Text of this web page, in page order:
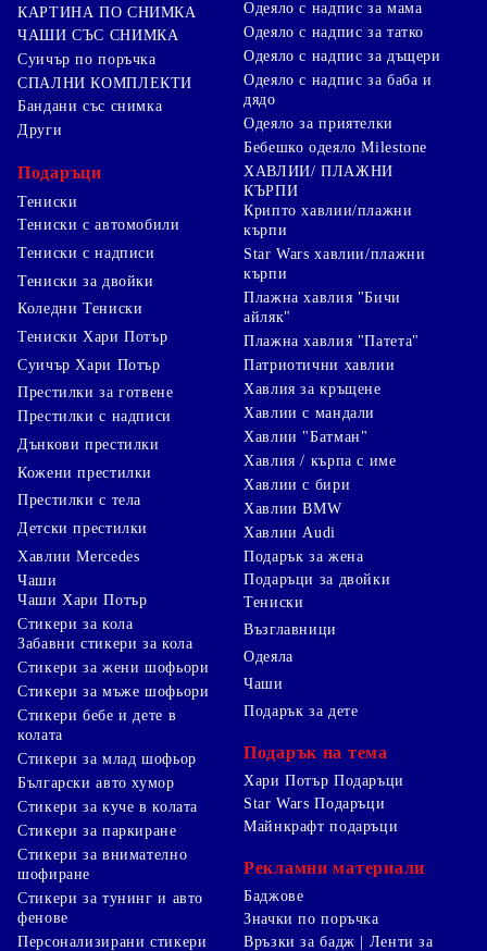
КАРТИНА ПО СНИМКА
ЧАШИ СЪС СНИМКА
Суичър по поръчка
СПАЛНИ КОМПЛЕКТИ
Бандани със снимка
Други
Подаръци
Тениски
Тениски с автомобили
Тениски с надписи
Тениски за двойки
Коледни Тениски
Тениски Хари Потър
Суичър Хари Потър
Престилки за готвене
Престилки с надписи
Дънкови престилки
Кожени престилки
Престилки с тела
Детски престилки
Одеяло с надпис за мама
Одеяло с надпис за татко
Одеяло с надпис за дъщери
Одеяло с надпис за баба и
дядо
Одеяло за приятелки
Бебешко одеяло Milestone
ХАВЛИИ/ ПЛАЖНИ
КЪРПИ
Крипто хавлии/плажни
кърпи
Star Wars хавлии/плажни
кърпи
Плажна хавлия "Бичи
айляк"
Плажна хавлия "Патета"
Патриотични хавлии
Хавлия за кръщене
Хавлии с мандали
Хавлии "Батман"
Хавлия / кърпа с име
Хавлии с бири
Хавлии BMW
Хавлии Audi
Хавлии Mercedes
Чаши
Чаши Хари Потър
Стикери за кола
Забавни стикери за кола
Стикери за жени шофьори
Стикери за мъже шофьори
Стикери бебе и дете в
колата
Стикери за млад шофьор
Български авто хумор
Стикери за куче в колата
Стикери за паркиране
Стикери за внимателно
шофиране
Стикери за тунинг и авто
фенове
Персонализирани стикери
Подарък за жена
Подаръци за двойки
Тениски
Възглавници
Одеяла
Чаши
Подарък за дете
Подарък на тема
Хари Потър Подаръци
Star Wars Подаръци
Майнкрафт подаръци
Рекламни материали
Баджове
Значки по поръчка
Връзки за бадж | Ленти за